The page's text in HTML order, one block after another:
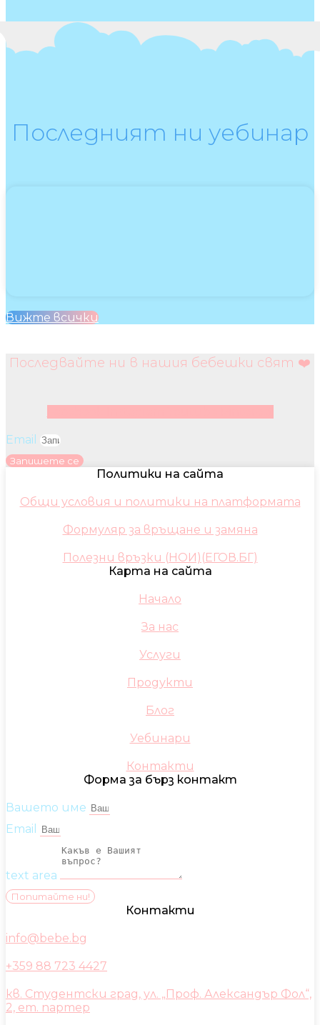
Последният ни уебинар
Вижте всички
Последвайте ни в нашия бебешки свят ❤️
Email
Запишете се
Политики на сайта
Общи условия и политики на платформата
Формуляр за връщане и замяна
Полезни връзки (НОИ)(ЕГОВ.БГ)
Карта на сайта
Начало
За нас
Услуги
Продукти
Блог
Уебинари
Контакти
Форма за бърз контакт
Вашето име
Email
text area
Попитайте ни!
Контакти
info@bebe.bg
+359 88 723 4427
кв. Студентски град, ул. „Проф. Александър Фол“,
2, ет. партер